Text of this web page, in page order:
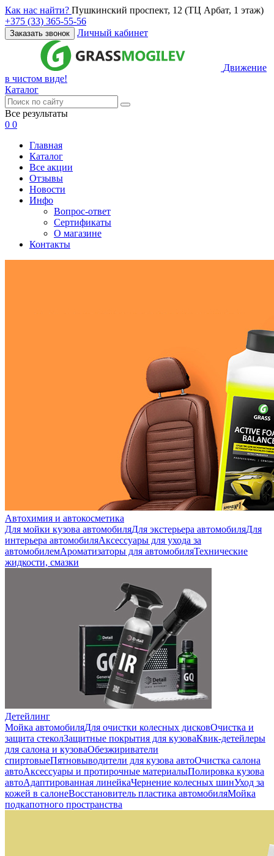
Как нас найти? Пушкинский проспект, 12 (ТЦ Арбат, 1 этаж)
+375 (33) 365-55-56
Заказать звонок Личный кабинет
Движение
в чистом виде!
Каталог
Все результаты
0 0
Главная
Каталог
Все акции
Отзывы
Новости
Инфо
Вопрос-ответ
Сертификаты
О магазине
Контакты
Автохимия и автокосметика
Для мойки кузова автомобиляДля экстерьера автомобиляДля
интерьера автомобиляАксессуары для ухода за
автомобилемАроматизаторы для автомобиляТехнические
жидкости, смазки
Детейлинг
Мойка автомобиляДля очистки колесных дисковОчистка и
защита стеколЗащитные покрытия для кузоваКвик-детейлеры
для салона и кузоваОбезжириватели
спиртовыеПятновыводители для кузова автоОчистка салона
автоАксессуары и протирочные материалыПолировка кузова
автоАдаптированная линейкаЧернение колесных шинУход за
кожей в салонеВосстановитель пластика автомобиляМойка
подкапотного пространства